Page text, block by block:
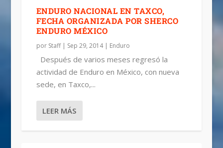
ENDURO NACIONAL EN TAXCO,
FECHA ORGANIZADA POR SHERCO
ENDURO MÉXICO
por Staff| Sep 29, 2014| Enduro
Después de varios meses regresó la
actividad de Enduro en México, con nueva
sede, en Taxco,...
LEER MÁS